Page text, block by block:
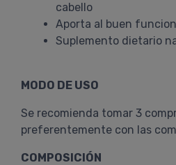
cabello
Aporta al buen
Suplemento dietario
MODO DE USO
Se recomienda tomar 3
preferentemente con las
COMPOSICIÓN